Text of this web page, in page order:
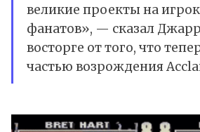
великие проекты на
фанатов», — сказал
восторге от того, что
частью возрождения